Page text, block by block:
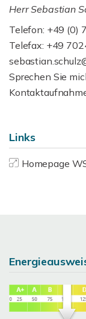
Herr Sebastian
Telefon: +49 (0)
Telefax: +49
Sprechen Sie
Links
Homepage